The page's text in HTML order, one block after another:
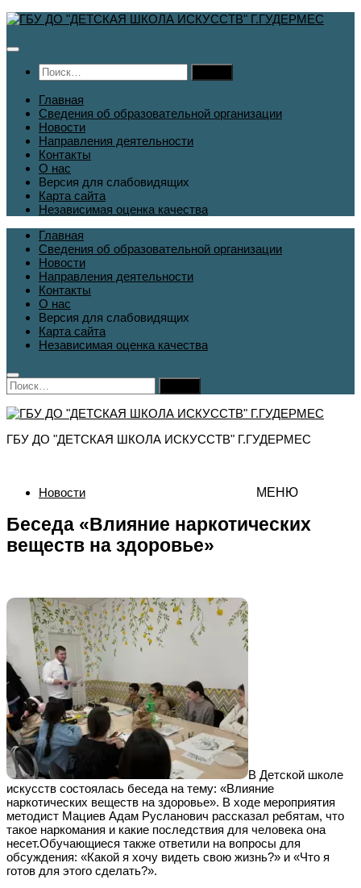
Перейти
содержимому
Найти:
Главная
Сведения об образовательной организации
Новости
Направления деятельности
Контакты
О нас
Версия для слабовидящих
Карта сайта
Независимая оценка качества
Главная
Сведения об образовательной организации
Новости
Направления деятельности
Контакты
О нас
Версия для слабовидящих
Карта сайта
Независимая оценка качества
Найти:
ГБУ ДО "ДЕТСКАЯ ШКОЛА ИСКУССТВ" Г.ГУДЕРМЕС
МЕНЮ
Новости
Беседа «Влияние наркотических
веществ на здоровье»
В Детской школе
искусств состоялась беседа на тему: «Влияние
наркотических веществ на здоровье». В ходе мероприятия
методист Мациев Адам Русланович рассказал ребятам, что
такое наркомания и какие последствия для человека она
несет.Обучающиеся также ответили на вопросы для
обсуждения: «Какой я хочу видеть свою жизнь?» и «Что я
готов для этого сделать?».